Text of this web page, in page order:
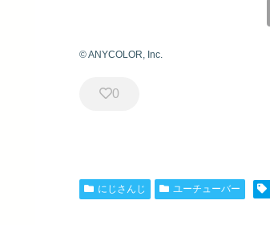
© ANYCOLOR, Inc.
0
にじさんじ ユーチューバー